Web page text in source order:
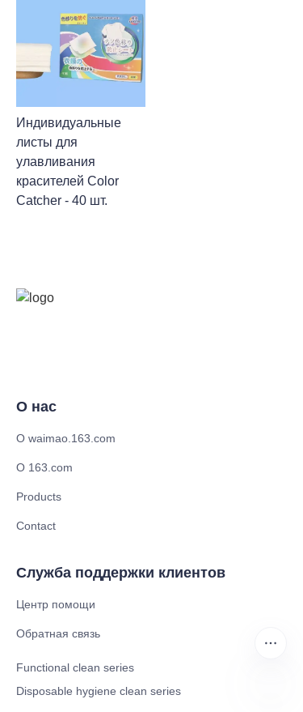
Индивидуальные
листы для
улавливания
красителей Color
Catcher - 40 шт.
О нас
О waimao.163.com
О 163.com
Products
Contact
Служба поддержки клиентов
Центр помощи
Обратная связь
Functional clean series
Disposable hygiene clean series